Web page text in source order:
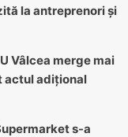
la antreprenori și
Vâlcea merge mai
actul adițional
s-a